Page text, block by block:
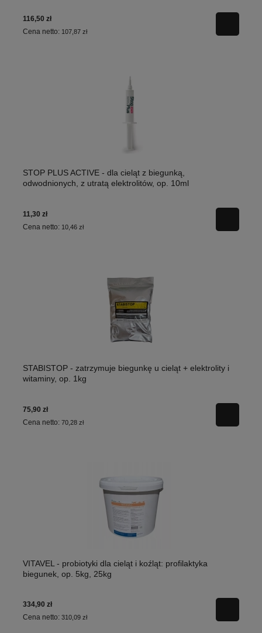
116,50 zł
Cena netto: 107,87 zł
STOP PLUS ACTIVE - dla cieląt z biegunką,
odwodnionych, z utratą elektrolitów, op. 10ml
11,30 zł
Cena netto: 10,46 zł
STABISTOP - zatrzymuje biegunkę u cieląt + elektrolity i
witaminy, op. 1kg
75,90 zł
Cena netto: 70,28 zł
VITAVEL - probiotyki dla cieląt i koźląt: profilaktyka
biegunek, op. 5kg, 25kg
334,90 zł
Cena netto: 310,09 zł